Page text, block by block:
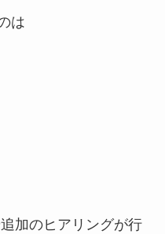
は
加のヒアリングが行